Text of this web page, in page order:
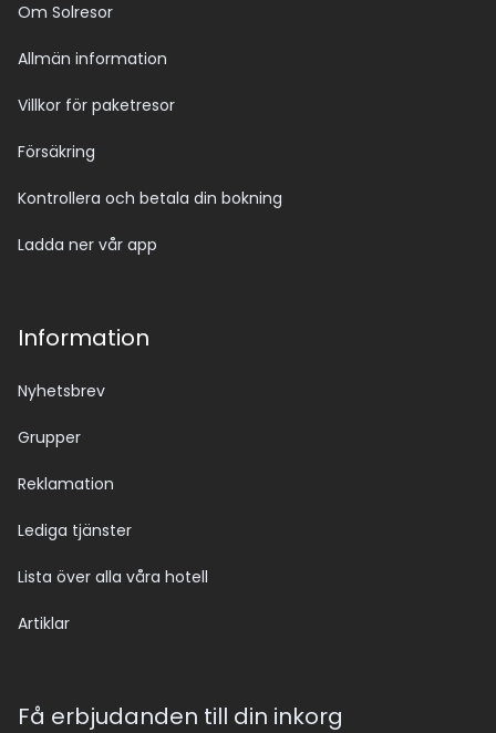
Om Solresor
Allmän information
Villkor för paketresor
Försäkring
Kontrollera och betala din bokning
Ladda ner vår app
Information
Nyhetsbrev
Grupper
Reklamation
Lediga tjänster
Lista över alla våra hotell
Artiklar
Få erbjudanden till din inkorg